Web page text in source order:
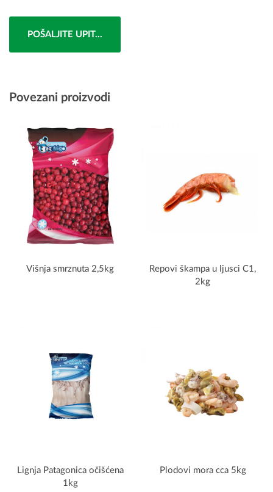
POŠALJITE UPIT...
Povezani proizvodi
Višnja smrznuta 2,5kg
Repovi škampa u ljusci C1,
2kg
Lignja Patagonica očišćena
1kg
Plodovi mora cca 5kg